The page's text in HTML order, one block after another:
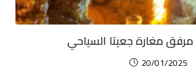
مرفق مغارة جعيتا السياحي
20/01/2025